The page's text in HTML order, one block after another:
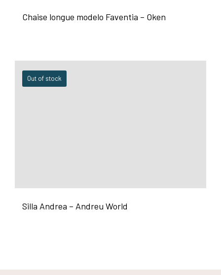
Chaise longue modelo Faventia – Oken
Out of stock
Silla Andrea – Andreu World